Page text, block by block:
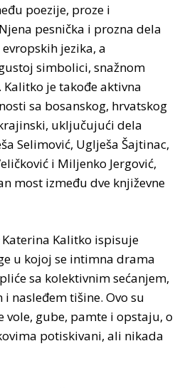
poezije, proze i
pesnička i prozna dela
jezika, a
simbolici, snažnom
je takođe aktivna
sa bosanskog, hrvatskog
uključujući dela
Selimović, Uglješa Šajtinac,
i Miljenko Jergović,
most između dve književne
Katerina Kalitko ispisuje
u kojoj se intimna drama
sa kolektivnim sećanjem,
nasleđem tišine. Ovo su
vole, gube, pamte i opstaju, o
potiskivani, ali nikada